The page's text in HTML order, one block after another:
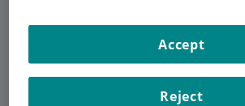
Otros: Port a cath
Reject
Accept